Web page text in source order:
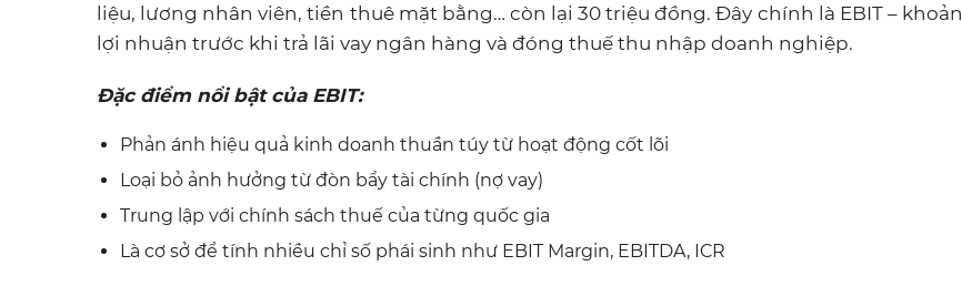
liệu, lương nhân viên, tiền thuê mặt bằng… còn lại 30 triệu đồng. Đây chính là EBIT – khoản
lợi nhuận trước khi trả lãi vay ngân hàng và đóng thuế thu nhập doanh nghiệp.
Đặc điểm nổi bật của EBIT:
Phản ánh hiệu quả kinh doanh thuần túy từ hoạt động cốt lõi
Loại bỏ ảnh hưởng từ đòn bẩy tài chính (nợ vay)
Trung lập với chính sách thuế của từng quốc gia
Là cơ sở để tính nhiều chỉ số phái sinh như EBIT Margin, EBITDA, ICR